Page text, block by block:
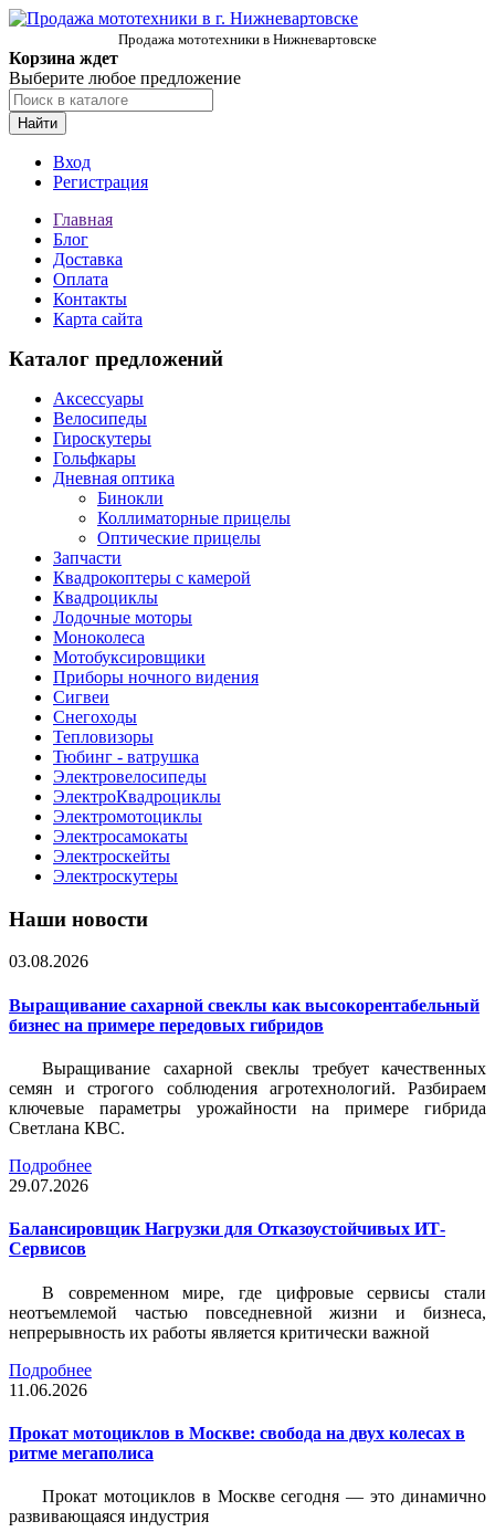
Продажа мототехники в Нижневартовске
Корзина ждет
Выберите любое предложение
Найти
Вход
Регистрация
Главная
Блог
Доставка
Оплата
Контакты
Карта сайта
Каталог предложений
Аксессуары
Велосипеды
Гироскутеры
Гольфкары
Дневная оптика
Бинокли
Коллиматорные прицелы
Оптические прицелы
Запчасти
Квадрокоптеры с камерой
Квадроциклы
Лодочные моторы
Моноколеса
Мотобуксировщики
Приборы ночного видения
Сигвеи
Снегоходы
Тепловизоры
Тюбинг - ватрушка
Электровелосипеды
ЭлектроКвадроциклы
Электромотоциклы
Электросамокаты
Электроскейты
Электроскутеры
Наши новости
03.08.2026
Выращивание сахарной свеклы как высокорентабельный
бизнес на примере передовых гибридов
Выращивание сахарной свеклы требует качественных
семян и строгого соблюдения агротехнологий. Разбираем
ключевые параметры урожайности на примере гибрида
Светлана КВС.
Подробнее
29.07.2026
Балансировщик Нагрузки для Отказоустойчивых ИТ-
Сервисов
В современном мире, где цифровые сервисы стали
неотъемлемой частью повседневной жизни и бизнеса,
непрерывность их работы является критически важной
Подробнее
11.06.2026
Прокат мотоциклов в Москве: свобода на двух колесах в
ритме мегаполиса
Прокат мотоциклов в Москве сегодня — это динамично
развивающаяся индустрия